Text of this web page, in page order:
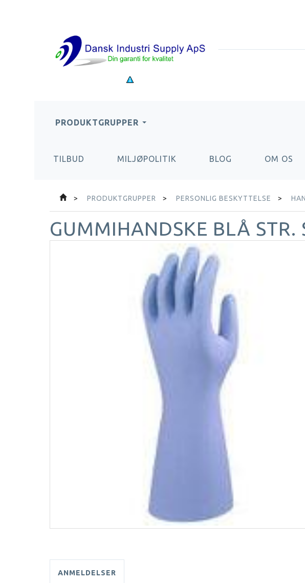
PRODUKTGRUPPER
TILBUD MILJØPOLITIK BLOG OM OS
PRODUKTGRUPPER PERSONLIG BESKYTTELSE
GUMMIHANDSKE BLÅ STR.
ANMELDELSER